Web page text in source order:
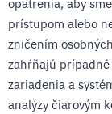
opatrenia, aby
prístupom alebo
zničením
zahŕňajú
zariadenia a
analýzy čiarovým